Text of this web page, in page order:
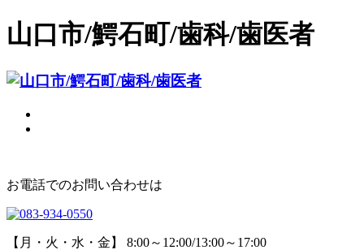
山口市/鰐石町/歯科/歯医者
お電話でのお問い合わせは
【月・火・水・金】 8:00～12:00/13:00～17:00